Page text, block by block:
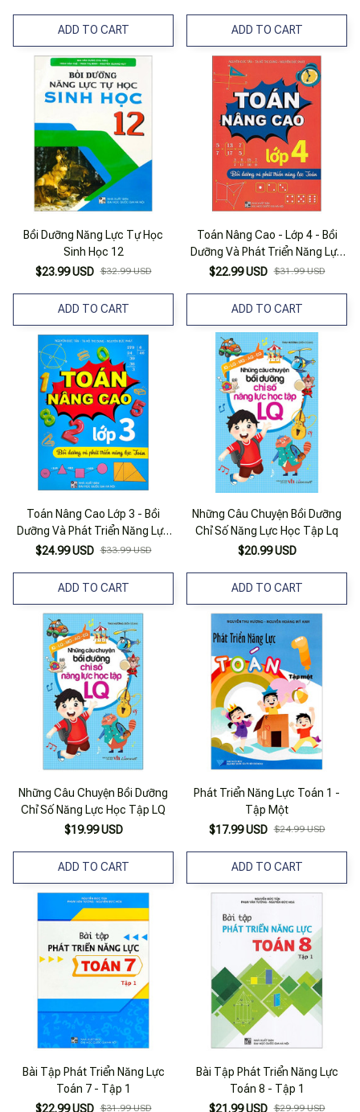
ADD TO CART ADD TO CART
Bồi Dưỡng Năng Lực Tự Học
Sinh Học 12
$23.99 USD $32.99 USD
ADD TO CART
Toán Nâng Cao - Lớp 4 - Bồi
Dưỡng Và Phát Triển Năng Lực
Toán
$22.99 USD $31.99 USD
ADD TO CART
Toán Nâng Cao Lớp 3 - Bồi
Dưỡng Và Phát Triển Năng Lực
Toán
$24.99 USD $33.99 USD
ADD TO CART
Những Câu Chuyện Bồi Dưỡng
Chỉ Số Năng Lực Học Tập Lq
$20.99 USD
ADD TO CART
Những Câu Chuyện Bồi Dưỡng
Chỉ Số Năng Lực Học Tập LQ
$19.99 USD
ADD TO CART
Phát Triển Năng Lực Toán 1 -
Tập Một
$17.99 USD $24.99 USD
ADD TO CART
Bài Tập Phát Triển Năng Lực
Toán 7 - Tập 1
$22.99 USD $31.99 USD
Bài Tập Phát Triển Năng Lực
Toán 8 - Tập 1
$21.99 USD $29.99 USD